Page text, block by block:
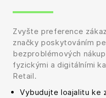
Zvyšte preference
značky poskytováním
bezproblémových
fyzickými a digitálními
Retail.
Vybudujte loajalitu ke